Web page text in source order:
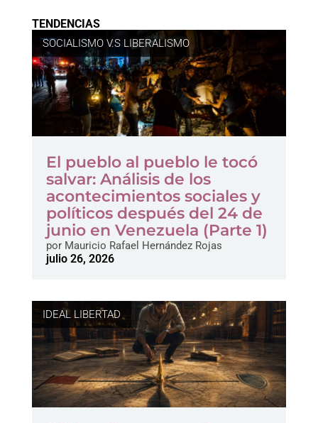
TENDENCIAS
SOCIALISMO V.S LIBERALISMO
El pueblo al pueblo le tocó
salvar: Análisis de los
acontecimientos sociales y
políticos después del 24 de
junio en Venezuela (Parte 1)
porMauricio Rafael Hernández Rojas
julio 26, 2026
IDEAL LIBERTAD